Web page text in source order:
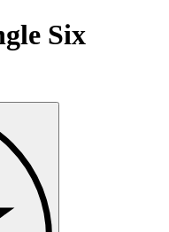
Six